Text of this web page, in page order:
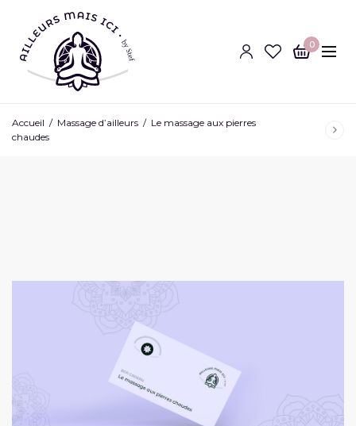
0
Accueil / Massage d’ailleurs / Le massage aux pierres
chaudes